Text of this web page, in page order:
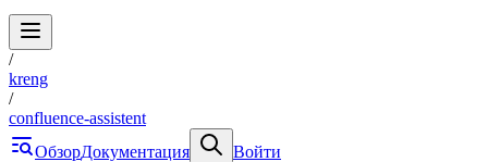
/
kreng
/
confluence-assistent
ОбзорДокументация
Войти